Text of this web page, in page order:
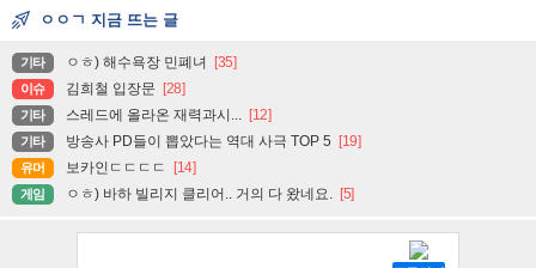
ㅇㅇㄱ 지금 뜨는 글
기타 ㅇㅎ) 해수욕장 민폐녀 [35]
이슈 김희철 입장문 [28]
기타 스레드에 올라온 재력과시... [12]
기타 방송사 PD들이 뽑았다는 역대 사극 TOP 5 [19]
유머 보카인ㄷㄷㄷㄷ [14]
게임 ㅇㅎ) 바하 빌리지 클리어.. 거의 다 왔네요. [5]